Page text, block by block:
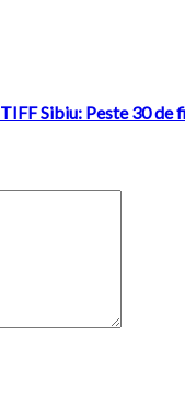
Sibiu: Peste 30